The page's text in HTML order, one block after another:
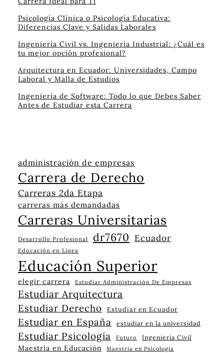
Psicología Clínica o Psicología Educativa:
Diferencias Clave y Salidas Laborales
Ingeniería Civil vs. Ingeniería Industrial: ¿Cuál es
tu mejor opción profesional?
Arquitectura en Ecuador: Universidades, Campo
Laboral y Malla de Estudios
Ingeniería de Software: Todo lo que Debes Saber
Antes de Estudiar esta Carrera
administración de empresas
Carrera de Derecho
Carreras 2da Etapa
carreras más demandadas
Carreras Universitarias
Desarrollo Profesional dr7670 Ecuador
Educación en Línea
Educación Superior
elegir carrera Estudiar Administración De Empresas
Estudiar Arquitectura
Estudiar Derecho
Estudiar en Ecuador
Estudiar en España estudiar en la universidad
Estudiar Psicología Futuro Ingeniería Civil
Maestría en Educación Maestría en Psicología